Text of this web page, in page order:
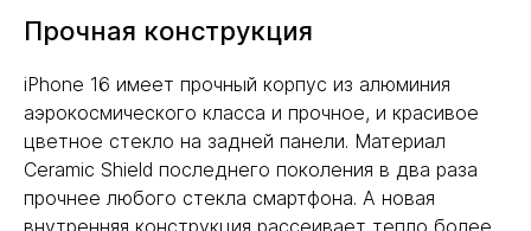
Прочная конструкция
iPhone 16 имеет прочный корпус из алюминия
аэрокосмического класса и прочное, и красивое
цветное стекло на задней панели. Материал
Ceramic Shield последнего поколения в два раза
прочнее любого стекла смартфона. А новая